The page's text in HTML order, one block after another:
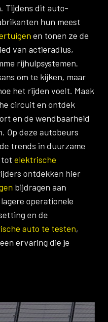
Tijdens dit auto-
hun meest
en tonen ze de
van actieradius,
rijhulpsystemen.
om te kijken, maar
het rijden voelt. Maak
circuit en ontdek
en de wendbaarheid
Op deze autobeurs
trends in duurzame
tot elektrische
ontdekken hier
bijdragen aan
operationele
en de
auto te testen,
ervaring die je